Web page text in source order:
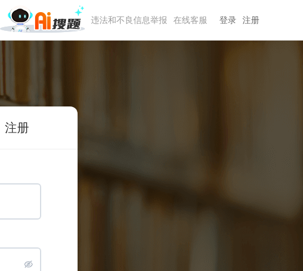
违法和不良信息举报 在线客服 登录 注册
注册